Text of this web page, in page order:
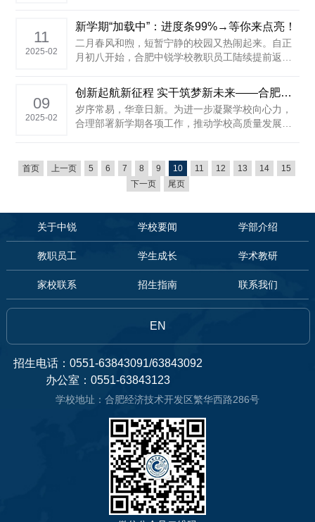
里相见， ARE YOU READY? 新学期在即， ......
11
2025-02
新学期“加载中”：进度条99%→等你来点亮！
二月春风和煦，短暂宁静的校园又热闹起来。自正
月初八开始，合肥中锐学校教职员工陆续提前返
校园各区域清洁、整理工作，为中锐学子创设一个
优雅、整洁的校园环境，共同迎接同学们的归来。
教学准备 01.幼儿园 ......
09
2025-02
创新起航新征程 实干筑梦新未来——合肥中锐学校召开2025年春季学期全校教职工大会
岁序常易，华章日新。为进一步凝聚学校向心力，
合理部署新学期各项工作，推动学校高质量发展，2
长张傲冬、党支部书记汪先齐、执行校长孙帮磊、
副校长刘磊出席大会，全体教职工参会，......
首页 上一页 5 6 7 8 9 10 11 12 13 14
15
下一页
尾页
关于中锐 学校要闻 学部介绍
教职员工 学生成长 学术教研
家校联系 招生指南 联系我们
EN
招生电话：0551-63843091/63843092
办公室：0551-63843123
学校地址：合肥经济技术开发区繁华西路286号